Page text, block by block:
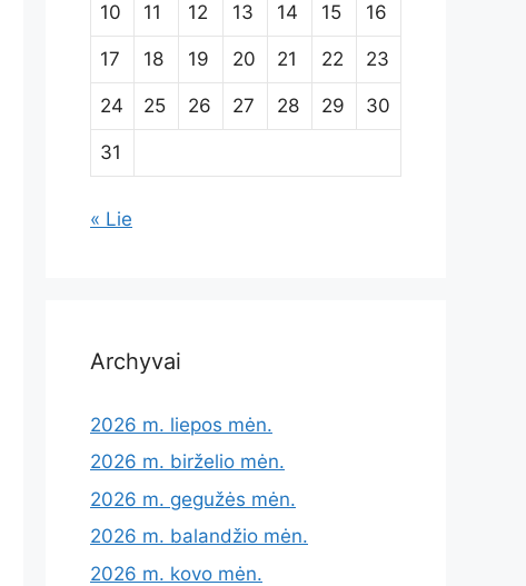
10 11 12 13 14 15 16
17 18 19 20 21 22 23
24 25 26 27 28 29 30
31
« Lie
Archyvai
2026 m. liepos mėn.
2026 m. birželio mėn.
2026 m. gegužės mėn.
2026 m. balandžio mėn.
2026 m. kovo mėn.